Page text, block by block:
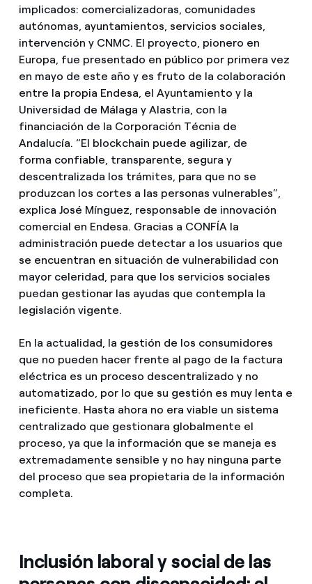
implicados: comercializadoras, comunidades
autónomas, ayuntamientos, servicios sociales,
intervención y CNMC. El proyecto, pionero en
Europa, fue presentado en público por primera vez
en mayo de este año y es fruto de la colaboración
entre la propia Endesa, el Ayuntamiento y la
Universidad de Málaga y Alastria, con la
financiación de la Corporación Técnia de
Andalucía. “El blockchain puede agilizar, de
forma confiable, transparente, segura y
descentralizada los trámites, para que no se
produzcan los cortes a las personas vulnerables”,
explica José Mínguez, responsable de innovación
comercial en Endesa. Gracias a CONFÍA la
administración puede detectar a los usuarios que
se encuentran en situación de vulnerabilidad con
mayor celeridad, para que los servicios sociales
puedan gestionar las ayudas que contempla la
legislación vigente.
En la actualidad, la gestión de los consumidores
que no pueden hacer frente al pago de la factura
eléctrica es un proceso descentralizado y no
automatizado, por lo que su gestión es muy lenta e
ineficiente. Hasta ahora no era viable un sistema
centralizado que gestionara globalmente el
proceso, ya que la información que se maneja es
extremadamente sensible y no hay ninguna parte
del proceso que sea propietaria de la información
completa.
Inclusión laboral y social de las